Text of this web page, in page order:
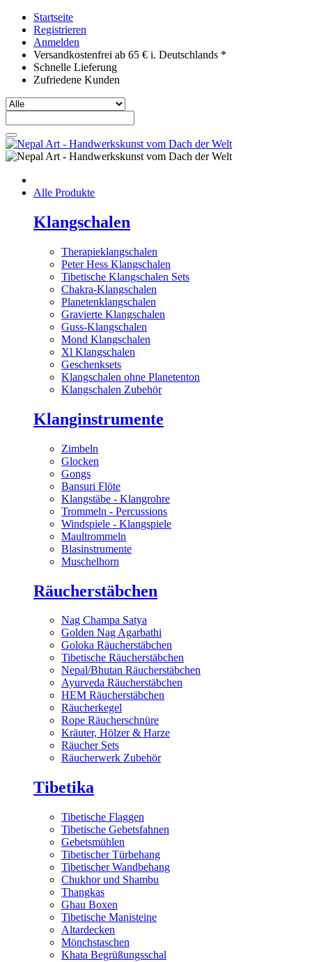
Startseite
Registrieren
Anmelden
Versandkostenfrei ab 65 € i. Deutschlands *
Schnelle Lieferung
Zufriedene Kunden
Alle Produkte
Klangschalen
Therapieklangschalen
Peter Hess Klangschalen
Tibetische Klangschalen Sets
Chakra-Klangschalen
Planetenklangschalen
Gravierte Klangschalen
Guss-Klangschalen
Mond Klangschalen
Xl Klangschalen
Geschenksets
Klangschalen ohne Planetenton
Klangschalen Zubehör
Klanginstrumente
Zimbeln
Glocken
Gongs
Bansuri Flöte
Klangstäbe - Klangrohre
Trommeln - Percussions
Windspiele - Klangspiele
Maultrommeln
Blasinstrumente
Muschelhorn
Räucherstäbchen
Nag Champa Satya
Golden Nag Agarbathi
Goloka Räucherstäbchen
Tibetische Räucherstäbchen
Nepal/Bhutan Räucherstäbchen
Ayurveda Räucherstäbchen
HEM Räucherstäbchen
Räucherkegel
Rope Räucherschnüre
Kräuter, Hölzer & Harze
Räucher Sets
Räucherwerk Zubehör
Tibetika
Tibetische Flaggen
Tibetische Gebetsfahnen
Gebetsmühlen
Tibetischer Türbehang
Tibetischer Wandbehang
Chukhor und Shambu
Thangkas
Ghau Boxen
Tibetische Manisteine
Altardecken
Mönchstaschen
Khata Begrüßungsschal